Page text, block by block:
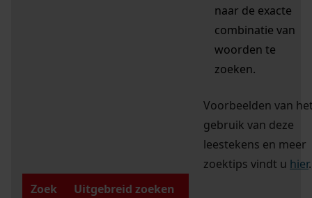
naar de exacte
combinatie van
woorden te
zoeken.
Voorbeelden van
gebruik van deze
leestekens en meer
zoektips vindt u hier.
Zoek
Uitgebreid zoeken